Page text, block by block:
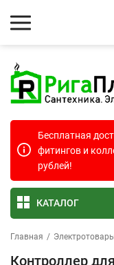
Бесплатная
фитингов и
рублей!
КАТАЛОГ
Главная /
Контроллер